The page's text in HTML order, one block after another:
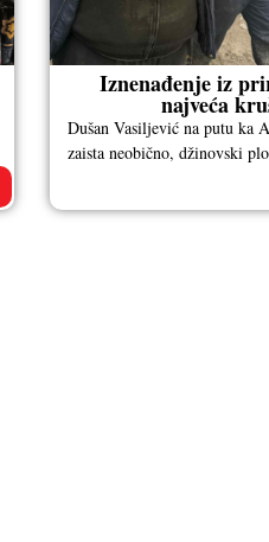
Iznenađenje iz
najveća
Dušan Vasiljević na putu ka
zaista neobično, džinovski